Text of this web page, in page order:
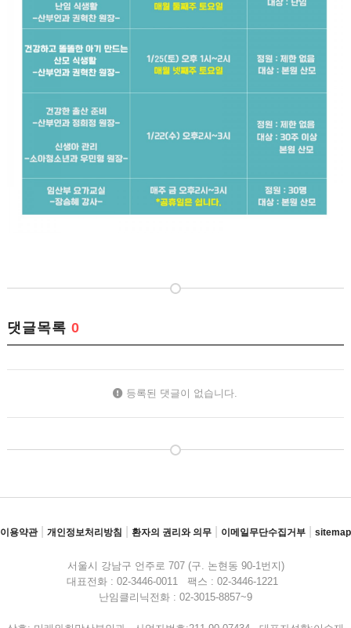
댓글목록0
등록된 댓글이 없습니다.
이용약관 개인정보처리방침 환자의 권리와 의무 이메일무단수집거부 sitemap
서울시 강남구 언주로 707 (구. 논현동 90-1번지)
대표전화 : 02-3446-0011 팩스 : 02-3446-1221
난임클리닉전화 : 02-3015-8857~9